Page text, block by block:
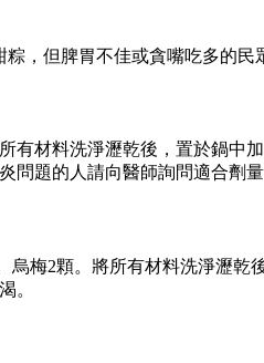
，但脾胃不佳或貪嘴吃多的
有材料洗淨瀝乾後，置於鍋中
問題的人請向醫師詢問適合劑
烏梅2顆。將所有材料洗淨瀝
。